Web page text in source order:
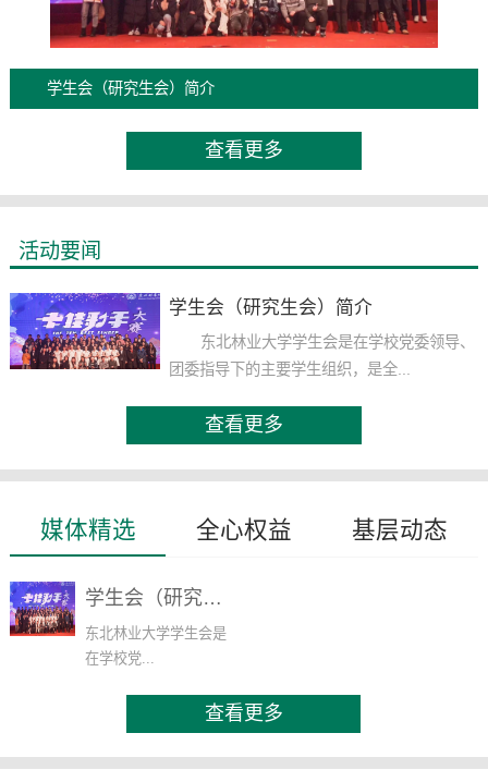
学生会（研究生会）简介
查看更多
活动要闻
学生会（研究生会）简介
东北林业大学学生会是在学校党委领导、
团委指导下的主要学生组织，是全...
查看更多
媒体精选 全心权益 基层动态
学生会（研究生会）简介
东北林业大学学生会是
在学校党...
查看更多